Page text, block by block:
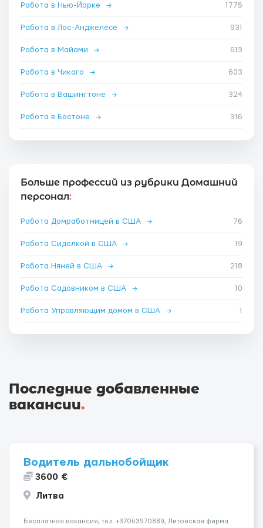
Работа в Нью-Йорке → 1775
Работа в Лос-Анджелесе → 931
Работа в Майами → 613
Работа в Чикаго → 603
Работа в Вашингтоне → 324
Работа в Бостоне → 316
Больше профессий из рубрики Домашний
персонал:
Работа Домработницей в США → 76
Работа Сиделкой в США → 19
Работа Няней в США → 218
Работа Садовником в США → 10
Работа Управляющим домом в США → 1
Последние добавленные
вакансии.
Водитель дальнобойщик
3600 €
Литва
Бесплатная вакансия, тел. +37063970889, Литовская фирма